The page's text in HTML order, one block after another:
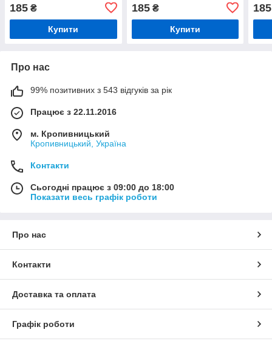
185 ₴
Купити
185₴
Купити
185
Про нас
99% позитивних з 543 відгуків за рік
Працює з 22.11.2016
м. Кропивницький
Кропивницький, Україна
Контакти
Сьогодні працює з 09:00 до 18:00
Показати весь графік роботи
Про нас
Контакти
Доставка та оплата
Графік роботи